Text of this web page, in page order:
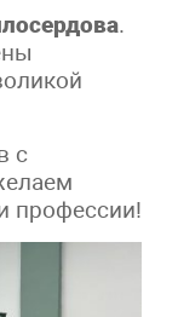
.
с
профессии!